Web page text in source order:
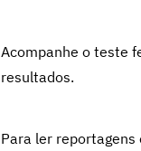
Acompanhe o teste
resultados.
Para ler reportagens